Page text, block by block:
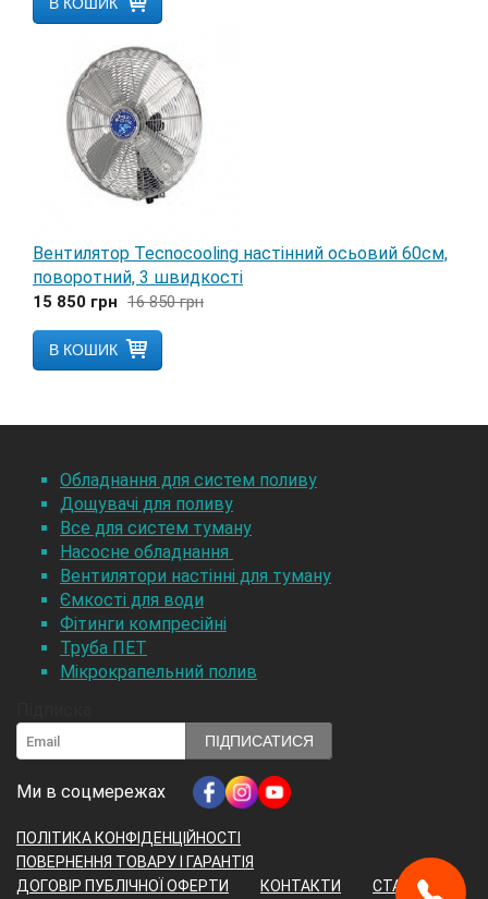
Вентилятор Tecnocooling настінний осьовий 60см,
поворотний, 3 швидкості
15 850 грн 16 850 грн
В КОШИК
Обладнання для систем поливу
Дощувачі для поливу
Все для систем туману
Насосне обладнання
Вентилятори настінні для туману
Ємкості для води
Фітинги компресійні
Труба ПЕТ
Мікрокрапельний полив
ПІДПИСАТИСЯ
Ми в соцмережах
ПОЛІТИКА КОНФІДЕНЦІЙНОСТІ
ПОВЕРНЕННЯ ТОВАРУ І ГАРАНТІЯ
ДОГОВІР ПУБЛІЧНОЇ ОФЕРТИ
КОНТАКТИ СТАТТІ